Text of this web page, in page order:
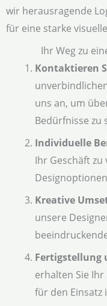
wir herausragende
für eine starke
Ihr Weg zu
Kontaktieren
uns an, um
Bedürfnisse zu
Individuelle
Ihr Geschäft
Kreative
unsere
Fertigstellung
erhalten Sie
für den Einsatz